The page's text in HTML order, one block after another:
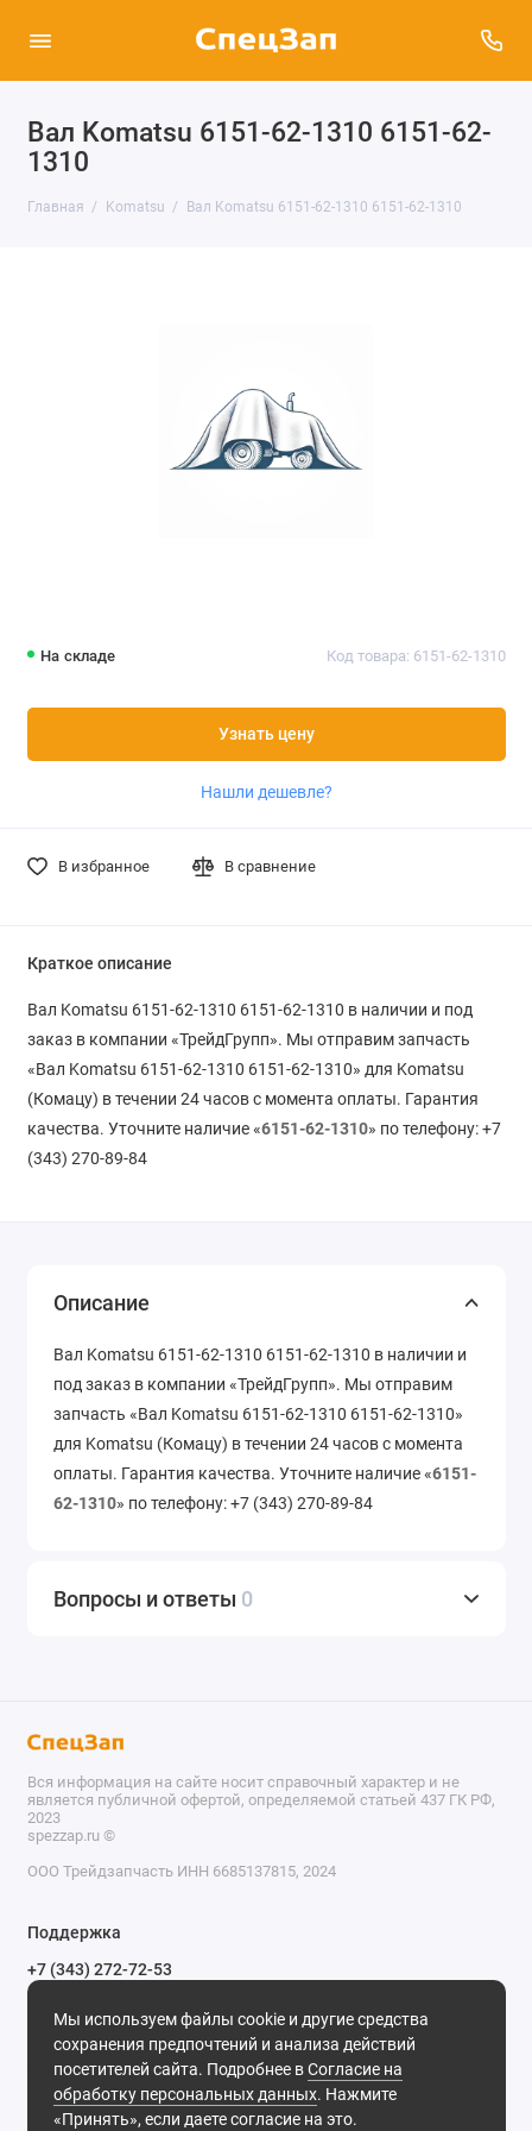
Вал Komatsu 6151-62-1310 6151-62-
1310
Главная Komatsu Вал Komatsu 6151-62-1310 6151-62-1310
На складе Код товара: 6151-62-1310
Узнать цену
Нашли дешевле?
В избранное В сравнение
Краткое описание
Вал Komatsu 6151-62-1310 6151-62-1310 в наличии и под
заказ в компании «ТрейдГрупп». Мы отправим запчасть
«Вал Komatsu 6151-62-1310 6151-62-1310» для Komatsu
(Комацу) в течении 24 часов с момента оплаты. Гарантия
качества. Уточните наличие «6151-62-1310» по телефону: +7
(343) 270-89-84
Описание
Вал Komatsu 6151-62-1310 6151-62-1310 в наличии и
под заказ в компании «ТрейдГрупп». Мы отправим
запчасть «Вал Komatsu 6151-62-1310 6151-62-1310»
для Komatsu (Комацу) в течении 24 часов с момента
оплаты. Гарантия качества. Уточните наличие «6151-
62-1310» по телефону: +7 (343) 270-89-84
Вопросы и ответы 0
Мы используем файлы cookie и другие средства
сохранения предпочтений и анализа действий
посетителей сайта. Подробнее вСогласие на
обработку персональных данных. Нажмите
«Принять», если даете согласие на это.
Вся информация на сайте носит справочный характер и не
является публичной офертой, определяемой статьей 437 ГК РФ,
2023
spezzap.ru ©️
ООО Трейдзапчасть ИНН 6685137815, 2024
Поддержка
+7 (343) 272-72-53
Обратный звонок
620030, г. Екатеринбург, ул. Карьерная, д. 14, оф. 14.
Мы в сети